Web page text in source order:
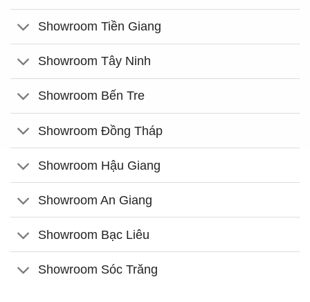
Showroom Tiền Giang
Showroom Tây Ninh
Showroom Bến Tre
Showroom Đồng Tháp
Showroom Hậu Giang
Showroom An Giang
Showroom Bạc Liêu
Showroom Sóc Trăng